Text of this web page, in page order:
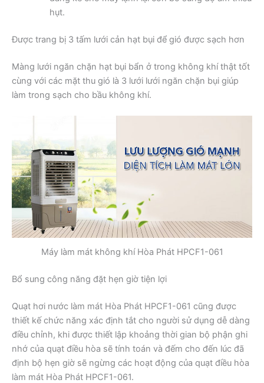
hụt.
Được trang bị 3 tấm lưới cản hạt bụi để gió được sạch hơn
Màng lưới ngăn chặn hạt bụi bẩn ở trong không khí thật tốt
cùng với các mặt thu gió là 3 lưới lưới ngăn chặn bụi giúp
làm trong sạch cho bầu không khí.
Máy làm mát không khí Hòa Phát HPCF1-061
Bổ sung công năng đặt hẹn giờ tiện lợi
Quạt hơi nước làm mát Hòa Phát HPCF1-061 cũng được
thiết kế chức năng xác định tắt cho người sử dụng dễ dàng
điều chỉnh, khi được thiết lập khoảng thời gian bộ phận ghi
nhớ của quạt điều hòa sẽ tính toán và đếm cho đến lúc đã
định bộ hẹn giờ sẽ ngừng các hoạt động của quạt điều hòa
làm mát Hòa Phát HPCF1-061.